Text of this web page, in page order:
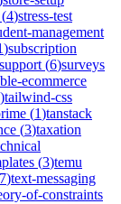
(4)stress-test
management
)subscription
support (6)surveys
ecommerce
)tailwind-css
(1)tanstack
(3)taxation
(3)temu
7)text-messaging
of-constraints